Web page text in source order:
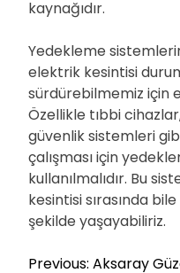
kaynağıdır.
Yedekleme
elektrik kesintisi
sürdürebilmemiz için
Özellikle tıbbi
güvenlik sistemleri
çalışması için
kullanılmalıdır. Bu
kesintisi sırasında
şekilde yaşayabiliriz.
Y
Previous: Aksaray